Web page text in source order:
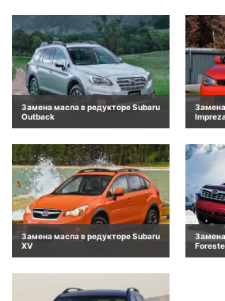
Замена масла в редукторе Subaru
Outback
Замена масла в редукторе Subaru
XV